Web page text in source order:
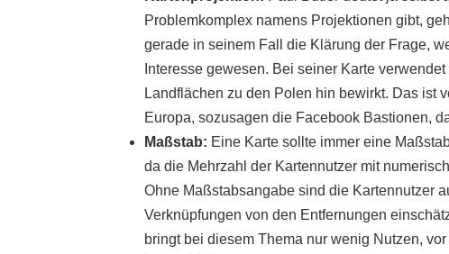
Problemkomplex namens Projektionen gibt,
gerade in seinem Fall die Klärung der Frage,
Interesse gewesen. Bei seiner Karte
Landflächen zu den Polen hin bewirkt. Das ist
Europa, sozusagen die Facebook Bastionen,
Maßstab: Eine Karte sollte immer eine
da die Mehrzahl der Kartennutzer mit
Ohne Maßstabsangabe sind die Kartennutzer
Verknüpfungen von den Entfernungen
bringt bei diesem Thema nur wenig Nutzen,